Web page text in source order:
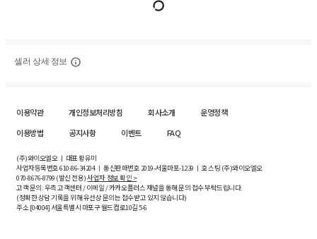
셀러 상세 정보
이용약관 개인정보처리방침 회사소개
운영정책
이용방법
공지사항 이벤트 FAQ
(주)와이오엘오 ㅣ 대표 황유미
사업자등록번호610-86-34204ㅣ 통신판매번호 2019-서울마포-1239 ㅣ 호스팅 (주)와이오엘오
070-8676-8799 (발신 전용)사업자 정보 확인 >
고객 문의: 우측 고객센터 / 이메일 / 카카오플러스 채널을 통해 문의 접수 부탁드립니다.
(정확한 상담 기록을 위해 유선상 문의는 접수받고 있지 않습니다)
주소 [04004] 서울특별시 마포구 월드컵로10길5-6